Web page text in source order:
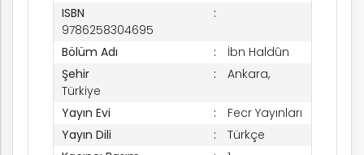
ISBN
9786258304695
Bölüm Adı
İbn Haldûn
Şehir
Ankara,
Türkiye
Yayın Evi
Fecr Yayınları
Yayın Dili
Türkçe